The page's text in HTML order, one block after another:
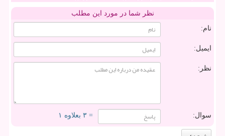
نظر شما در مورد این مطلب
نام:
ایمیل:
نظر:
سوال: = ۳ بعلاوه ۱